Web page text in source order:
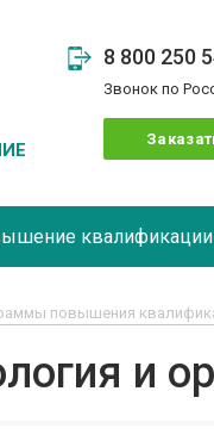
8 800 250
Звонок по
квалификации
повышения
и